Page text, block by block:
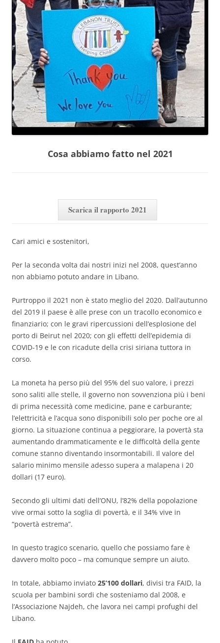
Cosa abbiamo fatto nel 2021
Scarica il rapporto 2021
Cari amici e sostenitori,
Per la seconda volta dai nostri inizi nel 2008, quest’anno
non abbiamo potuto andare in Libano.
Purtroppo il 2021 non è stato meglio del 2020. Dall’autunno
del 2019 il paese è alle prese con un tracollo economico e
finanziario; con le gravi ripercussioni dell’esplosione del
porto di Beirut nel 2020; con gli effetti dell’epidemia di
COVID-19 e le con ricadute della crisi siriana tuttora in
corso.
La moneta ha perso più del 95% del suo valore, i prezzi
sono saliti alle stelle, il governo non sovvenziona più i beni
di prima necessità come medicine, pane e carburante;
l’elettricità e l’acqua sono disponibili solo per poche ore al
giorno. La situazione continua a peggiorare, la povertà sta
aumentando drammaticamente e le difficoltà della gente
comune stanno diventando insormontabili. Il valore del
salario minimo mensile adesso supera a malapena i 20
dollari (17 euro).
Secondo gli ultimi dati dell’ONU, l’82% della popolazione
vive ormai sotto la soglia di povertà, e il 34% vive in
“povertà estrema”.
In questo tragico scenario, quello che possiamo fare è
davvero molto poco – ma comunque sempre un aiuto.
In totale, abbiamo inviato 25’100 dollari, divisi tra FAID, la
scuola per bambini sordi che sosteniamo dal 2008, e
l’Associazione Najdeh, che lavora nei campi profughi del
Libano.